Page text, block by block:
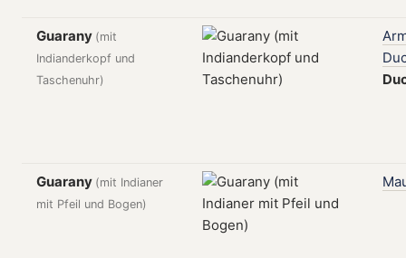
Guarany (mit
Indianderkopf und
Taschenuhr)
Guarany (mit Indianer
mit Pfeil und Bogen)